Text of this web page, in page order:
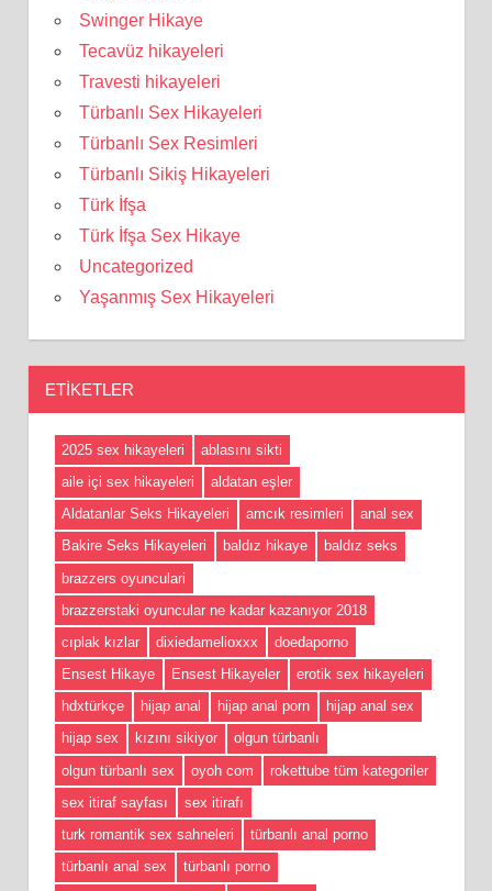
Swinger Hikaye
Tecavüz hikayeleri
Travesti hikayeleri
Türbanlı Sex Hikayeleri
Türbanlı Sex Resimleri
Türbanlı Sikiş Hikayeleri
Türk İfşa
Türk İfşa Sex Hikaye
Uncategorized
Yaşanmış Sex Hikayeleri
ETIKETLER
2025 sex hikayeleri
ablasını sikti
aile içi sex hikayeleri
aldatan eşler
Aldatanlar Seks Hikayeleri
amcık resimleri
anal sex
Bakire Seks Hikayeleri
baldız hikaye
baldız seks
brazzers oyunculari
brazzerstaki oyuncular ne kadar kazanıyor 2018
cıplak kızlar
dixiedamelioxxx
doedaporno
Ensest Hikaye
Ensest Hikayeler
erotik sex hikayeleri
hdxtürkçe
hijap anal hijap anal porn
hijap anal sex
hijap sex
kızını sikiyor
olgun türbanlı
olgun türbanlı sex
oyoh com
rokettube tüm kategoriler
sex itiraf sayfası
sex itirafı
turk romantik sex sahneleri
türbanlı anal porno
türbanlı anal sex
türbanlı porno